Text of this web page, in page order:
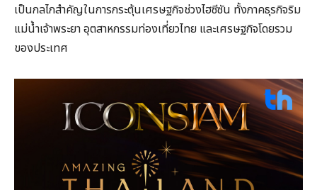
เป็นกลไกสำคัญในการกระตุ้นเศรษฐกิจช่วงไฮซีซัน ทั้งภาคธุรกิจริม
แม่น้ำเจ้าพระยา อุตสาหกรรมท่องเที่ยวไทย และเศรษฐกิจโดยรวม
ของประเทศ